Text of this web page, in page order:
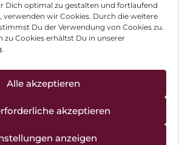
Dich optimal zu gestalten und fortlaufend
verwenden wir Cookies. Durch die weitere
Du der Verwendung von Cookies zu.
Cookies erhältst Du in unserer
Alle akzeptieren
akzeptieren
anzeigen